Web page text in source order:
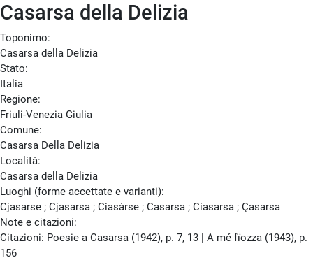
Casarsa della Delizia
Toponimo:
Casarsa della Delizia
Stato:
Italia
Regione:
Friuli-Venezia Giulia
Comune:
Casarsa Della Delizia
Località:
Casarsa della Delizia
Luoghi (forme accettate e varianti):
Cjasarse ; Cjasarsa ; Ciasàrse ; Casarsa ; Ciasarsa ; Çasarsa
Note e citazioni:
Citazioni: Poesie a Casarsa (1942), p. 7, 13 | A mé fïozza (1943), p.
156